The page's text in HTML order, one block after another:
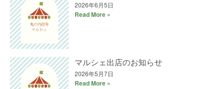
2026年6月5日
Read More »
マルシェ出店のお知らせ
2026年5月7日
Read More »